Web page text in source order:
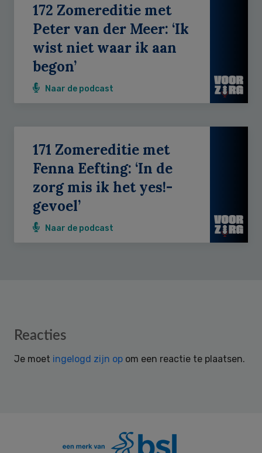
172 Zomereditie met
Peter van der Meer: ‘Ik
wist niet waar ik aan
begon’
Naar de podcast
171 Zomereditie met
Fenna Eefting: ‘In de
zorg mis ik het yes!-
gevoel’
Naar de podcast
Reader
Reacties
Je moet ingelogd zijn op om een reactie te plaatsen.